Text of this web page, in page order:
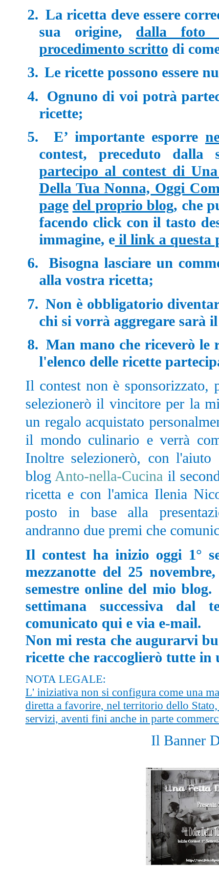
2. La ricetta deve essere
sua origine, dalla foto
procedimento scritto di
3. Le ricette possono essere
4. Ognuno di voi potrà
ricette;
5.
E’ importante esporre
contest, preceduto
partecipo al contest di
Della Tua Nonna, Oggi
page del proprio blog, che
facendo click con il tasto
immagine, e il link a questa
6.
Bisogna lasciare un
alla vostra ricetta;
7. Non è obbligatorio
chi si vorrà aggregare sarà
8. Man mano che riceverò le
l'elenco delle ricette
Il contest non è sponsorizzato,
selezionerò il vincitore per la
un regalo acquistato
il mondo culinario e verrà
Inoltre selezionerò, con
blogAnto-nella-Cucina il
ricetta e con l'amica Ilenia
posto in base alla
andranno due premi che
Il contest ha inizio oggi 1°
mezzanotte del 25
semestre online del mio blog.
settimana successiva dal
comunicato qui e via e-mail.
Non mi resta che augurarvi
ricette che raccoglierò tutte in
NOTA LEGALE:
L' iniziativa non si configura come una
diretta a favorire, nel territorio dello
servizi, aventi fini anche in parte
Il Banner